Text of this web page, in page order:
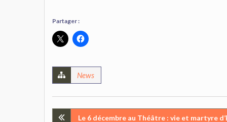
Partager :
News
Le 6 décembre au Théâtre : vie et martyre